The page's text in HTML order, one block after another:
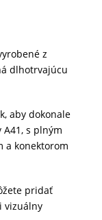
z
dlhotrvajúcu
aby dokonale
A41, s plným
a konektorom
pridať
vizuálny